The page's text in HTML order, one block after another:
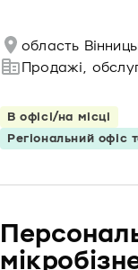
область
Продажі,
В офісі/на місці
Регіональний офіс